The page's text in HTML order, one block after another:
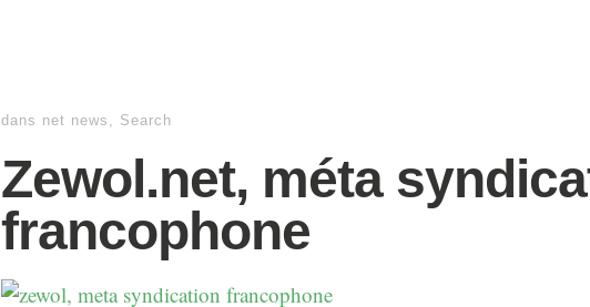
dans net news , Search
Zewol.net, méta
francophone